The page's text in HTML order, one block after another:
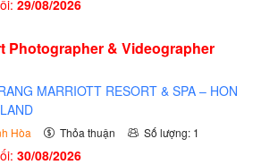
29/08/2026
Photographer & Videographer
MARRIOTT RESORT & SPA – HON
Hòa Thỏa thuận Số lượng: 1
30/08/2026